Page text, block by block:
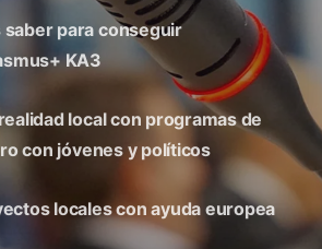
saber para conseguir
KA3
local con programas de
con jóvenes y políticos
locales con ayuda europea